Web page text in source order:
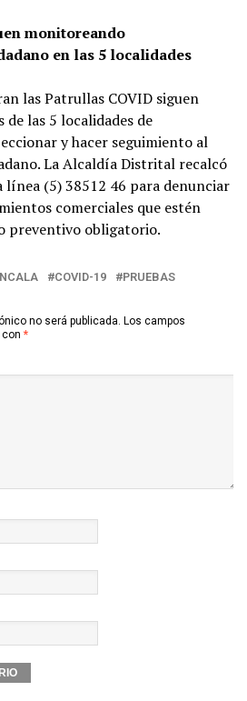
monitoreando
en las 5 localidades
las Patrullas COVID siguen
las 5 localidades de
y hacer seguimiento al
La Alcaldía Distrital recalcó
línea (5) 38512 46 para denunciar
comerciales que estén
preventivo obligatorio.
COVID-19 PRUEBAS
no será publicada. Los campos
*